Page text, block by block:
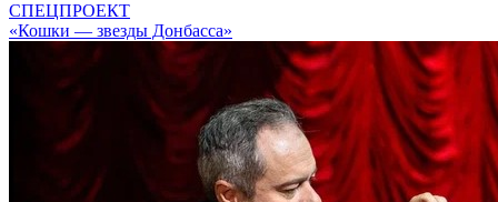
СПЕЦПРОЕКТ
«Кошки — звезды Донбасса»